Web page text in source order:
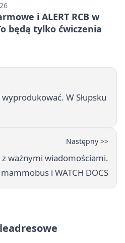
i ALERT RCB w
będą tylko ćwiczenia
W Słupsku
Następny >>
z ważnymi wiadomościami.
i WATCH DOCS